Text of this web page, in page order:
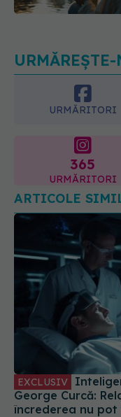
URMĂRITORI
365
URMĂRITORI
ARTICOLE
EXCLUSIV
George Curcă:
încrederea nu